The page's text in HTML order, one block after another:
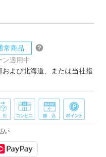
常商品
ン適用中
よび北海道、または当社指
い